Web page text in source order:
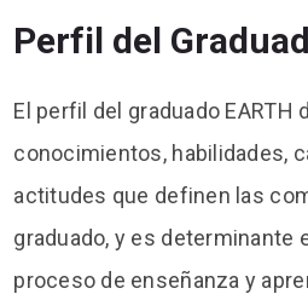
Perfil del
El perfil del graduado EARTH
conocimientos, habilidades,
actitudes que definen las
graduado, y es determinante
proceso de enseñanza y